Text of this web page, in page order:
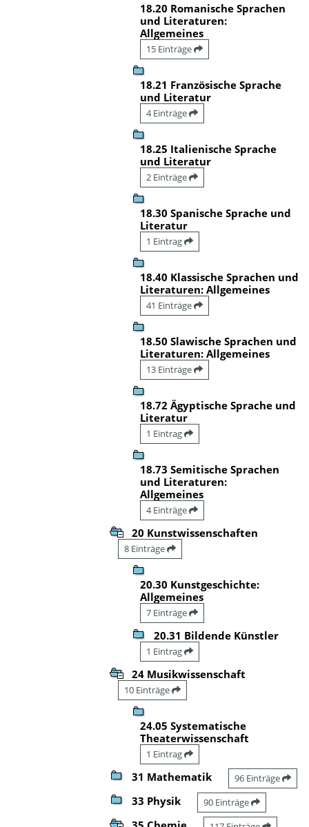
18.20 Romanische Sprachen
und Literaturen:
Allgemeines
15 Einträge
18.21 Französische Sprache
und Literatur
4 Einträge
18.25 Italienische Sprache
und Literatur
2 Einträge
18.30 Spanische Sprache und
Literatur
1 Eintrag
18.40 Klassische Sprachen und
Literaturen: Allgemeines
41 Einträge
18.50 Slawische Sprachen und
Literaturen: Allgemeines
13 Einträge
18.72 Ägyptische Sprache und
Literatur
1 Eintrag
18.73 Semitische Sprachen
und Literaturen:
Allgemeines
4 Einträge
20 Kunstwissenschaften
8 Einträge
20.30 Kunstgeschichte:
Allgemeines
7 Einträge
20.31 Bildende Künstler
1 Eintrag
24 Musikwissenschaft
10 Einträge
24.05 Systematische
Theaterwissenschaft
1 Eintrag
31 Mathematik 96 Einträge
33 Physik 90 Einträge